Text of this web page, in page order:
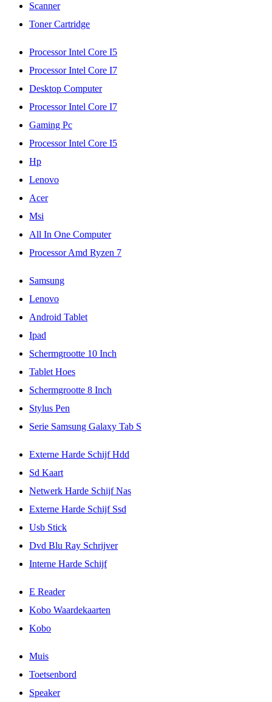
Scanner
Toner Cartridge
Processor Intel Core I5
Processor Intel Core I7
Desktop Computer
Processor Intel Core I7
Gaming Pc
Processor Intel Core I5
Hp
Lenovo
Acer
Msi
All In One Computer
Processor Amd Ryzen 7
Samsung
Lenovo
Android Tablet
Ipad
Schermgrootte 10 Inch
Tablet Hoes
Schermgrootte 8 Inch
Stylus Pen
Serie Samsung Galaxy Tab S
Externe Harde Schijf Hdd
Sd Kaart
Netwerk Harde Schijf Nas
Externe Harde Schijf Ssd
Usb Stick
Dvd Blu Ray Schrijver
Interne Harde Schijf
E Reader
Kobo Waardekaarten
Kobo
Muis
Toetsenbord
Speaker